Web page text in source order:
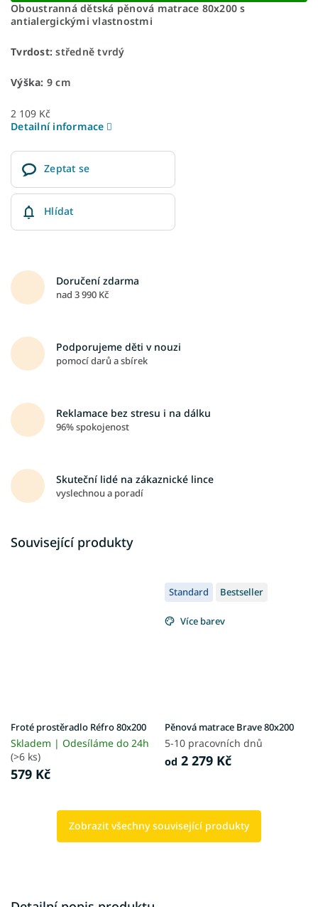
Oboustranná dětská pěnová matrace 80x200 s
antialergickými vlastnostmi
Tvrdost: středně tvrdý
Výška: 9 cm
2 109 Kč
Detailní informace
Zeptat se
Hlídat
Doručení zdarma
nad 3 990 Kč
Podporujeme děti v nouzi
pomocí darů a sbírek
Reklamace bez stresu i na dálku
96% spokojenost
Skuteční lidé na zákaznické lince
vyslechnou a poradí
Související produkty
Froté prostěradlo Réfro 80x200
Skladem | Odesíláme do 24h
(>6 ks)
579 Kč
Standard Bestseller
Více barev
Pěnová matrace Brave 80x200
5-10 pracovních dnů
od 2 279 Kč
Zobrazit všechny související produkty